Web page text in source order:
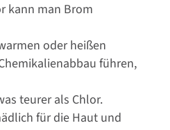
kann man Brom
oder heißen
führen,
teurer als Chlor.
für die Haut und